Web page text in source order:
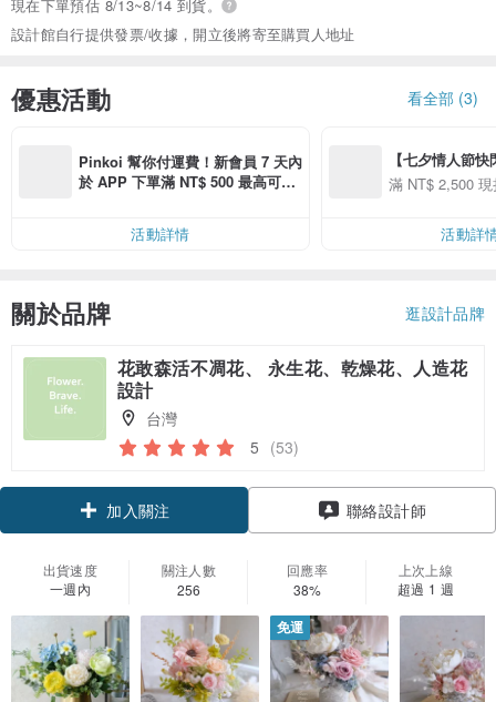
現在下單預估 8/13~8/14 到貨。
設計館自行提供發票/收據，開立後將寄至購買人地址
優惠活動 看全部 (3)
Pinkoi 幫你付運費！新會員 7 天內
於 APP 下單滿 NT$ 500 最高可折
活動詳情
【七夕情人節
用 APP 購買任
滿 NT$ 2,500
活動詳
關於品牌 逛設計品牌
花敢森活不凋花、 永生花、乾燥花、人造花
設計
台灣
5 (53)
加入關注 聯絡設計師
出貨速度
一週內
關注人數
256
回應率
38%
上次上線
超過 1 週
免運